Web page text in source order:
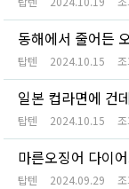
동해에서 줄어든
탑텐 2024.10.15
일본 컵라면에 건
탑텐 2024.10.15
마른오징어 다이
탑텐 2024.09.29